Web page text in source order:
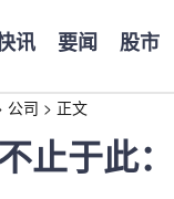
讯 要闻 股市
公司 > 正文
止于此